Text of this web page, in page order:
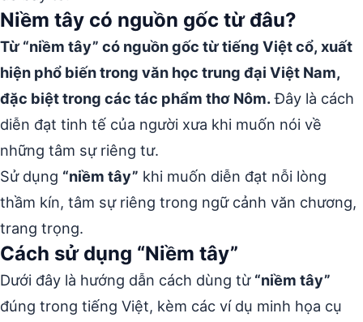
Niềm tây có nguồn gốc từ đâu?
Từ “niềm tây” có nguồn gốc từ tiếng Việt cổ, xuất
hiện phổ biến trong văn học trung đại Việt Nam,
đặc biệt trong các tác phẩm thơ Nôm.Đây là cách
diễn đạt tinh tế của người xưa khi muốn nói về
những tâm sự riêng tư.
Sử dụng “niềm tây” khi muốn diễn đạt nỗi lòng
thầm kín, tâm sự riêng trong ngữ cảnh văn chương,
trang trọng.
Cách sử dụng “Niềm tây”
Dưới đây là hướng dẫn cách dùng từ “niềm tây”
đúng trong tiếng Việt, kèm các ví dụ minh họa cụ